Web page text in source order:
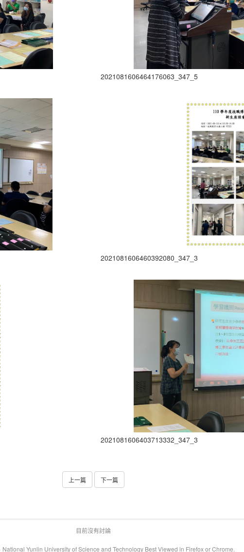
2021081606464176063_347_5
2021081606460392080_347_3
2021081606403713332_347_3
上一篇 下一篇
目前沒有討論
National Yunlin University of Science and Technology Best Viewed in Firefox or Chrome.